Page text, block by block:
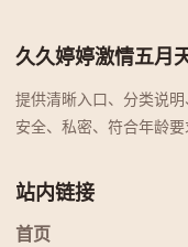
久久婷婷激情五月
提供清晰入口、分类说
安全、私密、符合年龄要
站内链接
首页